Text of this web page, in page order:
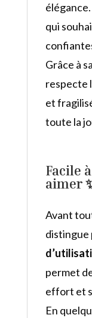
qui
Grâce à
respecte
et
toute la
Facile
aimer
Avant
distingue
permet
effort et
En